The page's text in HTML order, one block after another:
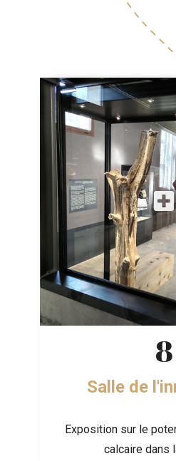
8
Salle de
Exposition sur le
calcaire dans